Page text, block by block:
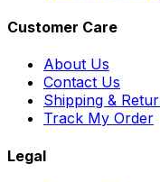
Customer Care
About Us
Contact Us
Shipping &
Track My Order
Legal